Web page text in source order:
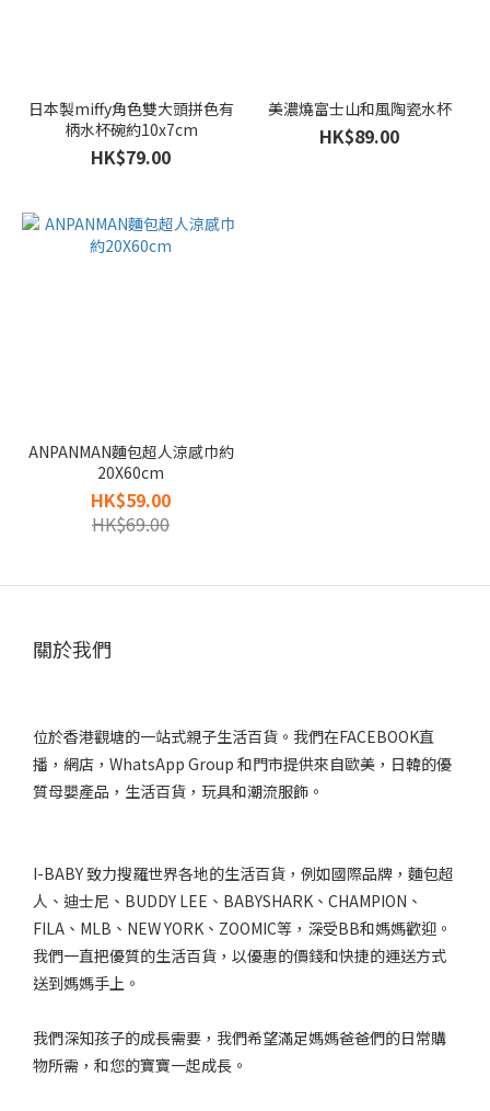
日本製miffy角色雙大頭拼色有
柄水杯碗約10x7cm
HK$79.00
美濃燒富士山和風陶瓷水杯
HK$89.00
ANPANMAN麵包超人涼感巾約
20X60cm
HK$59.00
HK$69.00
關於我們
位於香港觀塘的一站式親子生活百貨。我們在FACEBOOK直
播，網店，WhatsApp Group 和門市提供來自歐美，日韓的優
質母嬰產品，生活百貨，玩具和潮流服飾。
I-BABY 致力搜羅世界各地的生活百貨，例如國際品牌，麵包超
人、迪士尼、BUDDY LEE、BABYSHARK、CHAMPION、
FILA、MLB、NEW YORK、ZOOMIC等，深受BB和媽媽歡迎。
我們一直把優質的生活百貨，以優惠的價錢和快捷的運送方式
送到媽媽手上。
我們深知孩子的成長需要，我們希望滿足媽媽爸爸們的日常購
物所需，和您的寶寶一起成長。